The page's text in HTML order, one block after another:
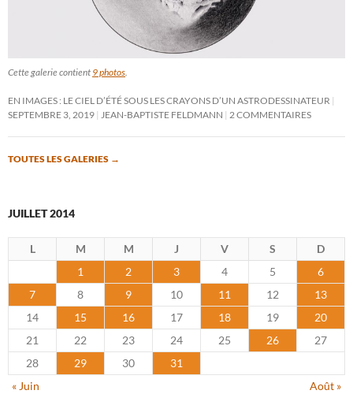
Cette galerie contient 9 photos.
EN IMAGES : LE CIEL D’ÉTÉ SOUS LES CRAYONS D’UN ASTRODESSINATEUR
SEPTEMBRE 3, 2019 JEAN-BAPTISTE FELDMANN 2 COMMENTAIRES
TOUTES LES GALERIES →
JUILLET 2014
L M M J V S
D
1
2 3 4 5
6
7
8 9 10 11 12
13
14
15 16 17 18 19
20
21
22 23 24 25 26
27
28
29 30
31
« Juin
Août »